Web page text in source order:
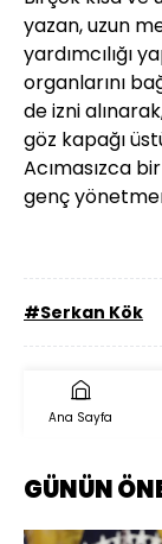
yazan, uzun
yardımcılığı
organlarını
de izni
göz kapağı
Acımasızca
genç
#Serkan Kök
Ana Sayfa
GÜNÜN